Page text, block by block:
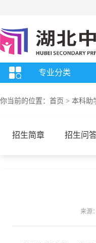
专业分类
你当前的位置： 首页 > 本科助
招生简章 招生问
来源